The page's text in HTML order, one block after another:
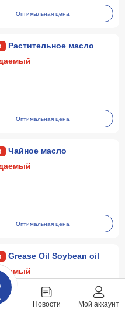
Оптимальная цена
Растительное масло
Оптимальная цена
Чайное масло
Оптимальная цена
Grease Oil Soybean oil
Новости
Мой аккаунт